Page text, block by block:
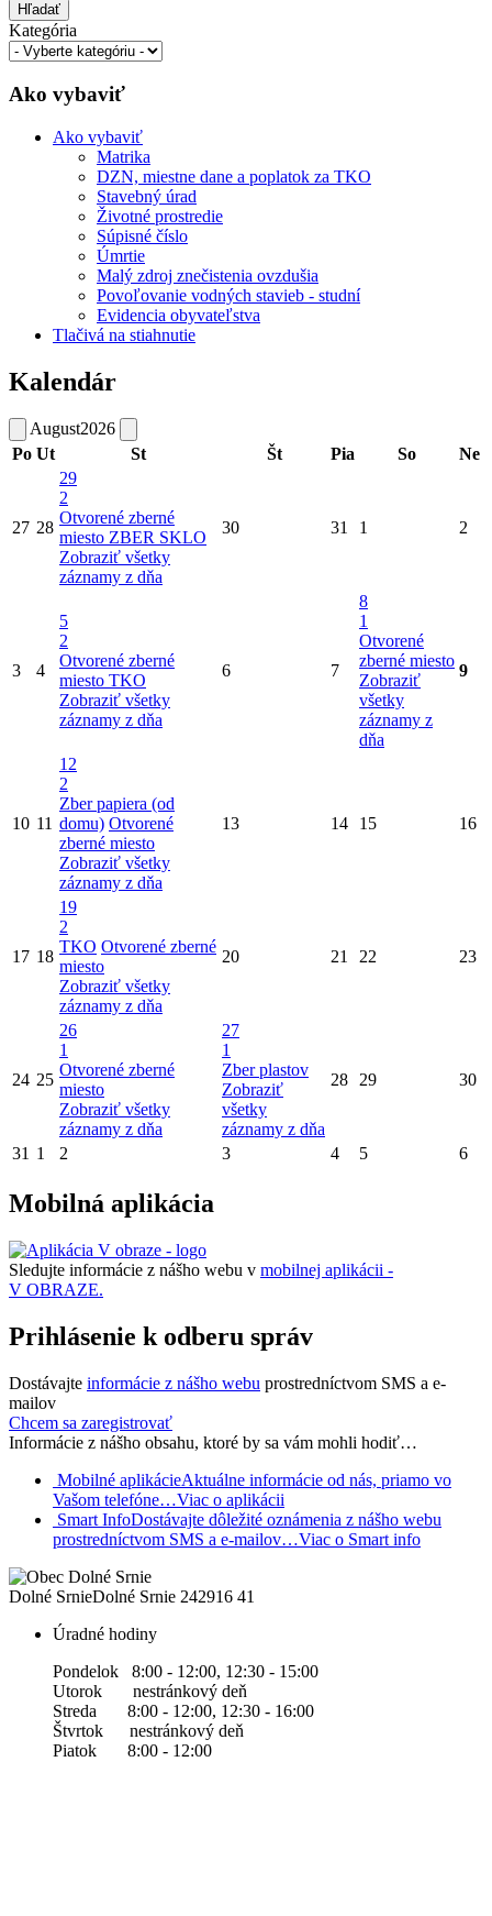
Hľadať
Kategória
Ako vybaviť
Ako vybaviť
Matrika
DZN, miestne dane a poplatok za TKO
Stavebný úrad
Životné prostredie
Súpisné číslo
Úmrtie
Malý zdroj znečistenia ovzdušia
Povoľovanie vodných stavieb - studní
Evidencia obyvateľstva
Tlačivá na stiahnutie
Kalendár
August2026
Po Ut St Št Pia So Ne
27 28
29
2
Otvorené zberné
miesto ZBER SKLO
Zobraziť všetky
záznamy z dňa
30 31 1 2
3 4
5
2
Otvorené zberné
miesto TKO
Zobraziť všetky
záznamy z dňa
6 7
8
1
Otvorené
zberné miesto
Zobraziť
všetky
záznamy z
dňa
9
10 11
12
2
Zber papiera (od
domu) Otvorené
zberné miesto
Zobraziť všetky
záznamy z dňa
13 14 15 16
17 18
19
2
TKO Otvorené zberné
miesto
Zobraziť všetky
záznamy z dňa
20 21 22 23
24 25
26
1
Otvorené zberné
miesto
Zobraziť všetky
záznamy z dňa
27
1
Zber plastov
Zobraziť
všetky
záznamy z dňa
28 29 30
31 1 2 3 4 5 6
Mobilná aplikácia
Sledujte informácie z nášho webu v mobilnej aplikácii -
V OBRAZE.
Prihlásenie k odberu správ
Dostávajte informácie z nášho webu prostredníctvom SMS a e-
mailov
Chcem sa zaregistrovať
Informácie z nášho obsahu, ktoré by sa vám mohli hodiť…
Mobilné aplikácieAktuálne informácie od nás, priamo vo
Vašom telefóne…Viac o aplikácii
Smart InfoDostávajte dôležité oznámenia z nášho webu
prostredníctvom SMS a e-mailov…Viac o Smart info
Dolné SrnieDolné Srnie 242916 41
Úradné hodiny
Pondelok 8:00 - 12:00, 12:30 - 15:00
Utorok nestránkový deň
Streda 8:00 - 12:00, 12:30 - 16:00
Štvrtok nestránkový deň
Piatok 8:00 - 12:00